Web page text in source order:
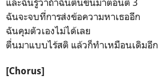
ฉันจะจบที่การส่งข้อความหาเธออีก
ฉันคุมตัวเองไม่ได้เลย
ตื่นมาแบบไร้สติ แล้วก็ทำเหมือนเดิมอีก
[Chorus]